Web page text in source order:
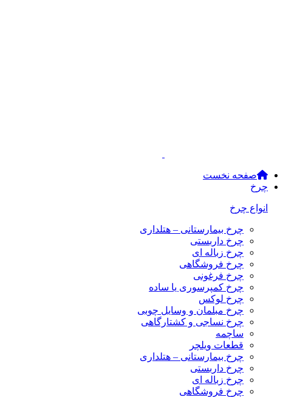
صفحه نخست
چرخ
انواع چرخ
چرخ بیمارستانی – هتلداری
چرخ داربستی
چرخ زباله ای
چرخ فروشگاهی
چرخ فرغونی
چرخ کمپرسوری یا ساده
چرخ لوکس
چرخ مبلمان و وسایل چوبی
چرخ نساجی و کشتارگاهی
ساچمه
قطعات ویلچر
چرخ بیمارستانی – هتلداری
چرخ داربستی
چرخ زباله ای
چرخ فروشگاهی